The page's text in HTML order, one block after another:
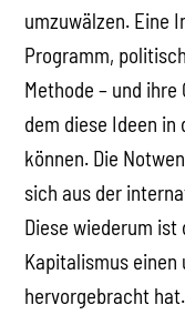
umzuwälzen. Eine
Programm,
Methode – und
dem diese Ideen
können. Die
sich aus der
Diese wiederum
Kapitalismus
hervorgebracht